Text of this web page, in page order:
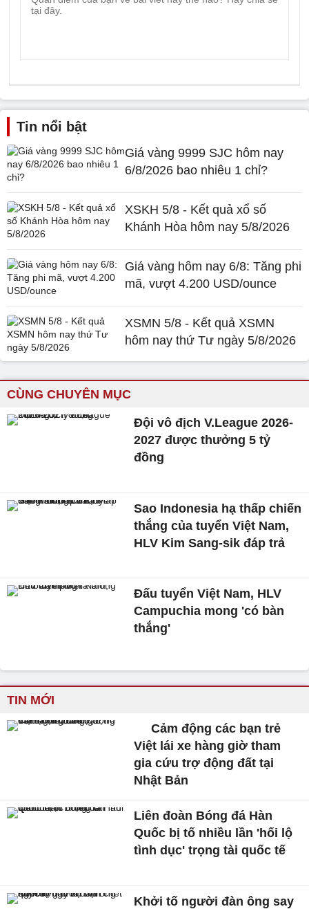
Tin nổi bật
Giá vàng 9999 SJC hôm nay
6/8/2026 bao nhiêu 1 chỉ?
XSKH 5/8 - Kết quả xổ số
Khánh Hòa hôm nay 5/8/2026
Giá vàng hôm nay 6/8: Tăng phi
mã, vượt 4.200 USD/ounce
XSMN 5/8 - Kết quả XSMN
hôm nay thứ Tư ngày 5/8/2026
CÙNG CHUYÊN MỤC
Đội vô địch V.League 2026-
2027 được thưởng 5 tỷ
đồng
Sao Indonesia hạ thấp chiến
thắng của tuyển Việt Nam,
HLV Kim Sang-sik đáp trả
Đấu tuyển Việt Nam, HLV
Campuchia mong 'có bàn
thắng'
TIN MỚI
Cảm động các bạn trẻ
Việt lái xe hàng giờ tham
gia cứu trợ động đất tại
Nhật Bản
Liên đoàn Bóng đá Hàn
Quốc bị tố nhiều lần 'hối lộ
tình dục' trọng tài quốc tế
Khởi tố người đàn ông say